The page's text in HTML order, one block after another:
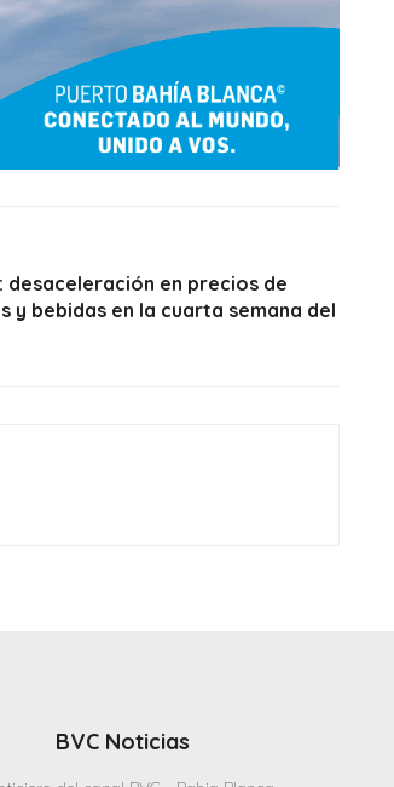
desaceleración en precios de
y bebidas en la cuarta semana del
BVC Noticias